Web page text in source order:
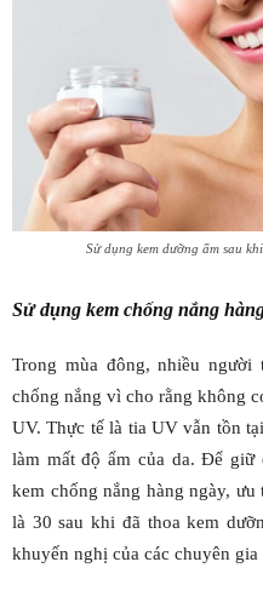
Sử dụng kem dưỡng ẩm sau
Sử dụng kem chống nắng
Trong mùa đông, nhiều
chống nắng vì cho rằng không
UV. Thực tế là tia UV vẫn tồn
làm mất độ ẩm của da. Để giữ
kem chống nắng hàng ngày, ưu
là 30 sau khi đã thoa kem
khuyến nghị của các chuyên gia